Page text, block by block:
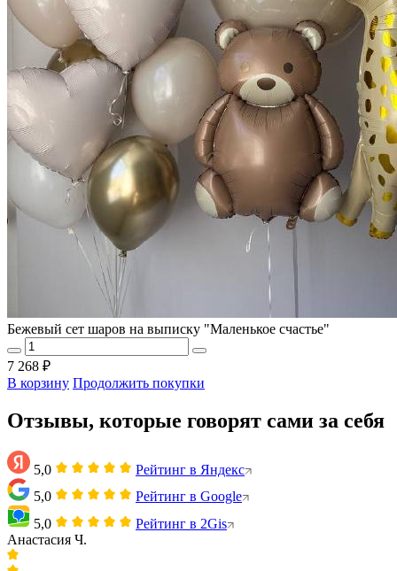
Бежевый сет шаров на выписку "Маленькое счастье"
7 268 ₽
В корзину Продолжить покупки
Отзывы, которые говорят сами за себя
5,0
Рейтинг в Яндекс
5,0
Рейтинг в Google
5,0
Рейтинг в 2Gis
Анастасия Ч.